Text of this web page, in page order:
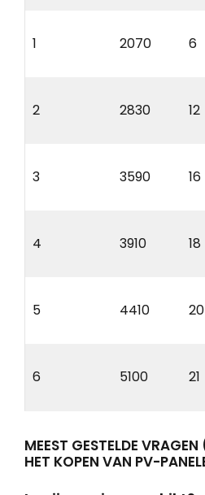
1 2070 6
2 2830 12
3 3590 16
4 3910 18
5 4410 20
6 5100 21
MEEST GESTELDE
HET KOPEN VAN PV-